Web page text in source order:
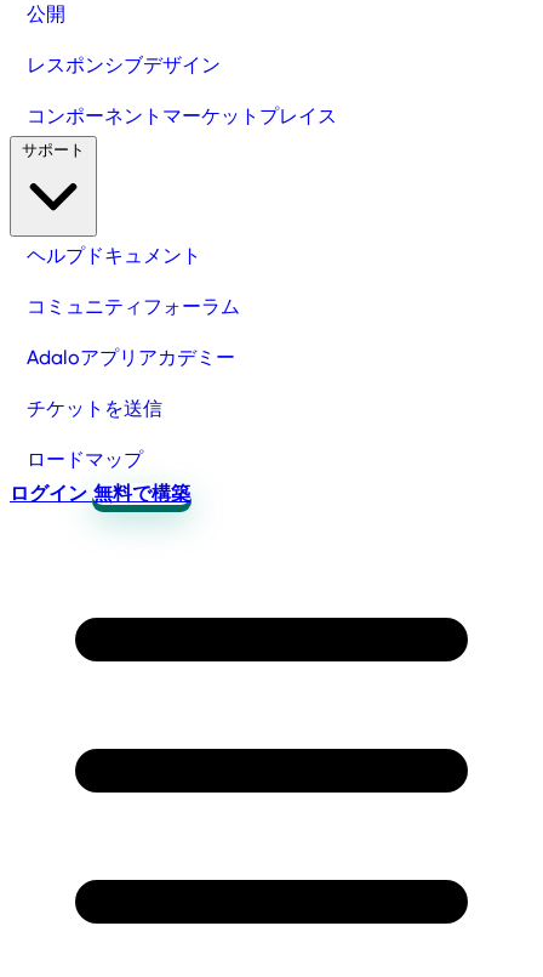
公開
レスポンシブデザイン
コンポーネントマーケットプレイス
ヘルプドキュメント
コミュニティフォーラム
Adaloアプリアカデミー
チケットを送信
ロードマップ
ログイン 無料で構築